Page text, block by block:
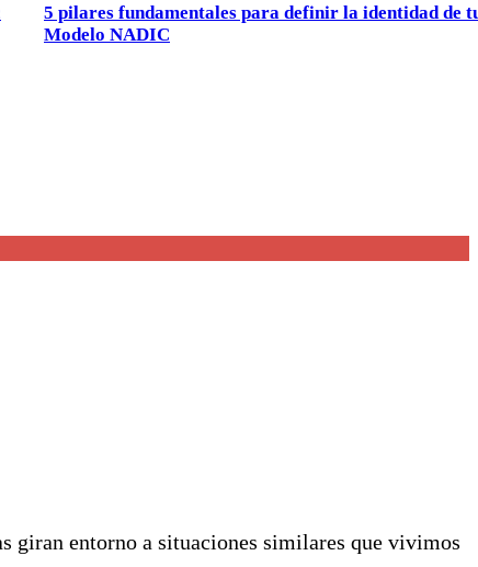
5 pilares fundamentales para definir la identidad de
Modelo NADIC
giran entorno a situaciones similares que vivimos